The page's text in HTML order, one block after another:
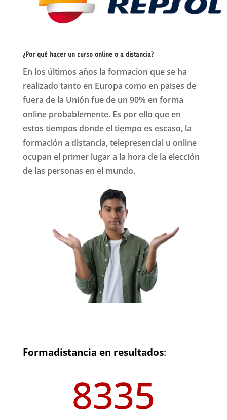
¿Por qué hacer un curso online o a distancia?
En los últimos años la formacion que se ha
realizado tanto en Europa como en paises de
fuera de la Unión fue de un 90% en forma
online probablemente.Es por ello que en
estos tiempos donde el tiempo es escaso, la
formación a distancia, telepresencial u online
ocupan el primer lugar a la hora de la elección
de las personas en el mundo.
Formadistancia – Tu centro de formación en
Formadistancia en resultados:
8335